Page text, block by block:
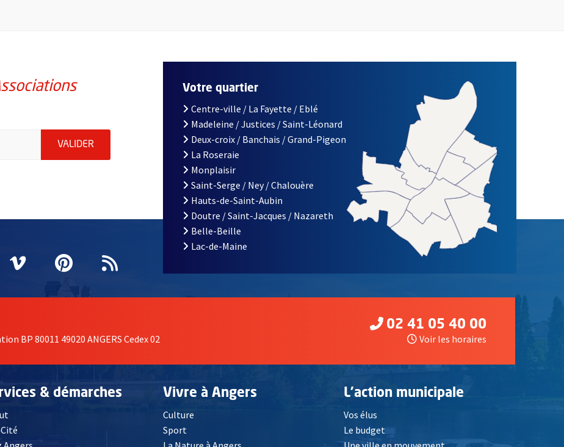
de la ville d'Angers, indiquez votre email (champ obligatoire)
VALIDER ENVOYER MA DEMANDE D'INSCRIPTION À LA LETTRE D'INFORMATION DES ASSOCIATIONS DE LA VILLE
fenêtre
nouvelle fenêtre
une nouvelle fenêtre
Vimeo
, Ouvre une nouvelle fenêtre
Pinterest
, Ouvre une nouvelle fenêtre
Flux RSS
Votre quartier
Centre-ville / La Fayette / Eblé
Madeleine / Justices / Saint-Léonard
Deux-croix / Banchais / Grand-Pigeon
La Roseraie
Monplaisir
Saint-Serge / Ney / Chalouère
Hauts-de-Saint-Aubin
Doutre / Saint-Jacques / Nazareth
Belle-Beille
Lac-de-Maine
BP 80011 49020 ANGERS Cedex 02
02 41 05 40 00
Voir les horaires
& démarches
, Ouvre une nouvelle fenêtre
Vivre à Angers
Culture
Sport
L'action municipale
Vos élus
Le budget